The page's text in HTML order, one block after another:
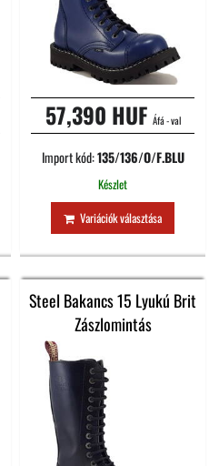
57,390 HUF Áfá - val
Import kód:135/136/O/F.BLU
Készlet
Variációk választása
Steel Bakancs 15 Lyukú Brit
Zászlomintás